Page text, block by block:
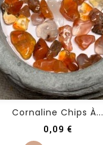
Cornaline Chips À...
0,09 €